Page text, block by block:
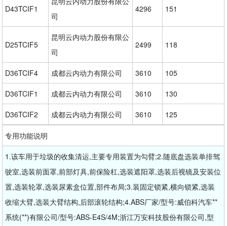
D43TCIF1
司
4296 151
D25TCIF5
昆明云内动力股份有限公
司
2499 118
D36TCIF4 成都云内动力有限公司 3610 105
D36TCIF1 成都云内动力有限公司 3610 130
D36TCIF2 成都云内动力有限公司 3610 125
专用功能说明
1.该车用于垃圾的收集清运,主要专用装置为勾臂;2.随底盘选装单排驾
驶室,选装前面罩,前部灯具,前保险杠,选装遮阳罩,选装后视镜及安装位
置,选装轮罩,选装尿素盒位置,部件布局;3.装固定锁紧,横向锁紧,选装
收缩大臂,选装大臂结构,后部滚轮结构;4.ABS厂家/型号:威伯科汽车**
系统(**)有限公司/型号:ABS-E4S/4M;浙江万安科技股份有限公司,型